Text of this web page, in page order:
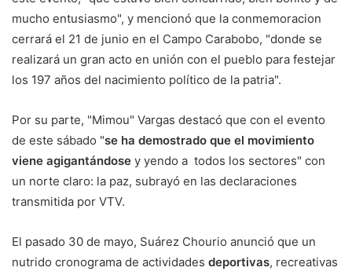
mucho entusiasmo", y mencionó que la conmemoracion
cerrará el 21 de junio en el Campo Carabobo, "donde se
realizará un gran acto en unión con el pueblo para festejar
los 197 años del nacimiento político de la patria".
Por su parte, "Mimou" Vargas destacó que con el evento
de este sábado "se ha demostrado que el movimiento
viene agigantándose y yendo a todos los sectores" con
un norte claro: la paz, subrayó en las declaraciones
transmitida por VTV.
El pasado 30 de mayo, Suárez Chourio anunció que un
nutrido cronograma de actividades deportivas, recreativas